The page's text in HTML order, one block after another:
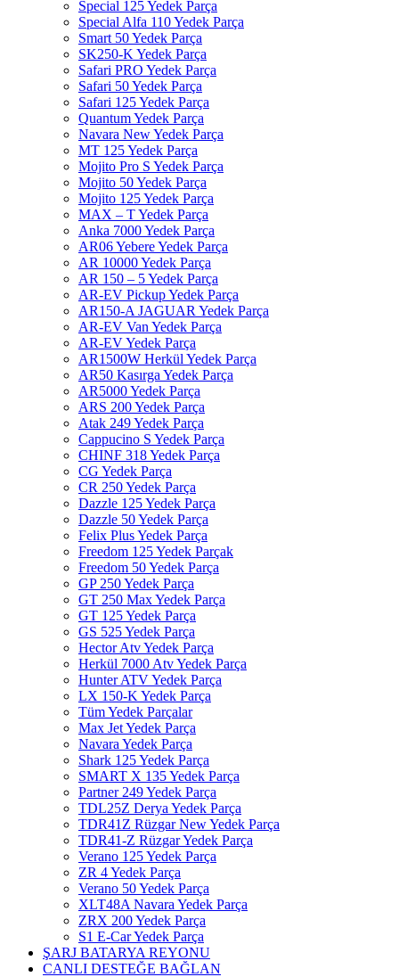
Special 125 Yedek Parça
Special Alfa 110 Yedek Parça
Smart 50 Yedek Parça
SK250-K Yedek Parça
Safari PRO Yedek Parça
Safari 50 Yedek Parça
Safari 125 Yedek Parça
Quantum Yedek Parça
Navara New Yedek Parça
MT 125 Yedek Parça
Mojito Pro S Yedek Parça
Mojito 50 Yedek Parça
Mojito 125 Yedek Parça
MAX – T Yedek Parça
Anka 7000 Yedek Parça
AR06 Yebere Yedek Parça
AR 10000 Yedek Parça
AR 150 – 5 Yedek Parça
AR-EV Pickup Yedek Parça
AR150-A JAGUAR Yedek Parça
AR-EV Van Yedek Parça
AR-EV Yedek Parça
AR1500W Herkül Yedek Parça
AR50 Kasırga Yedek Parça
AR5000 Yedek Parça
ARS 200 Yedek Parça
Atak 249 Yedek Parça
Cappucino S Yedek Parça
CHINF 318 Yedek Parça
CG Yedek Parça
CR 250 Yedek Parça
Dazzle 125 Yedek Parça
Dazzle 50 Yedek Parça
Felix Plus Yedek Parça
Freedom 125 Yedek Parçak
Freedom 50 Yedek Parça
GP 250 Yedek Parça
GT 250 Max Yedek Parça
GT 125 Yedek Parça
GS 525 Yedek Parça
Hector Atv Yedek Parça
Herkül 7000 Atv Yedek Parça
Hunter ATV Yedek Parça
LX 150-K Yedek Parça
Tüm Yedek Parçalar
Max Jet Yedek Parça
Navara Yedek Parça
Shark 125 Yedek Parça
SMART X 135 Yedek Parça
Partner 249 Yedek Parça
TDL25Z Derya Yedek Parça
TDR41Z Rüzgar New Yedek Parça
TDR41-Z Rüzgar Yedek Parça
Verano 125 Yedek Parça
ZR 4 Yedek Parça
Verano 50 Yedek Parça
XLT48A Navara Yedek Parça
ZRX 200 Yedek Parça
S1 E-Car Yedek Parça
ŞARJ BATARYA REYONU
CANLI DESTEĞE BAĞLAN